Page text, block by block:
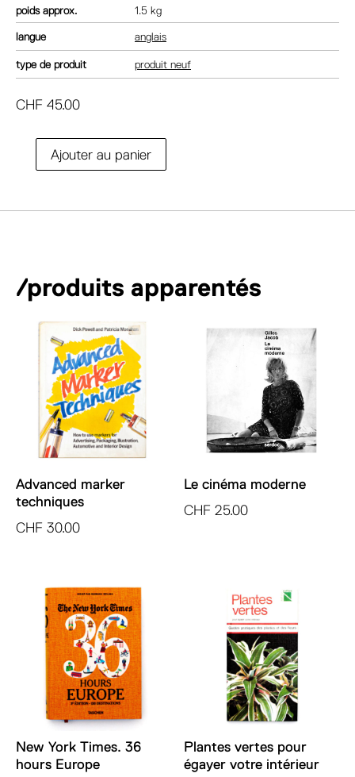
poids 1.5 kg
langue anglais
type de produit produit neuf
CHF 45.00
quantitéAjouter au panier
e
t
/produits apparentés
Advanced marker
techniques
CHF 30.00
Le cinéma moderne
CHF 25.00
New York Times. 36
hours Europe
Plantes vertes pour
égayer votre intérieur